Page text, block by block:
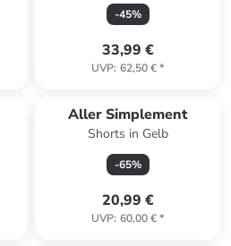
-45%
33,99 €
UVP: 62,50 €*
Aller Simplement
Shorts in Gelb
-65%
20,99 €
UVP: 60,00 €*